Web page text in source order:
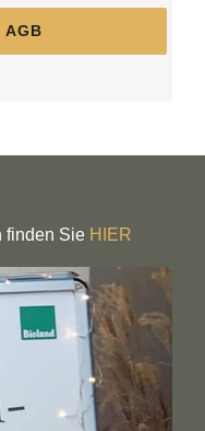
AGB
finden Sie HIER